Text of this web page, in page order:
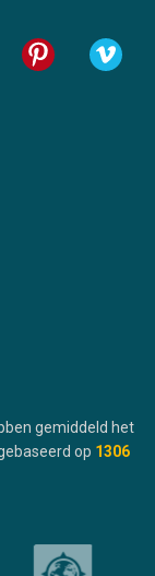
gemiddeld het
op 1306